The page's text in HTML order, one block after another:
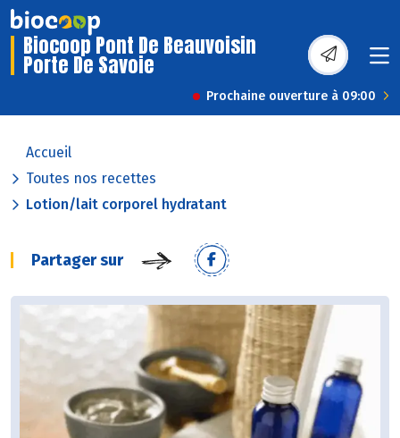
Biocoop Pont De Beauvoisin
Porte De Savoie
Prochaine ouverture à 09:00
Accueil
Toutes nos recettes
Lotion/lait corporel hydratant
Partager sur